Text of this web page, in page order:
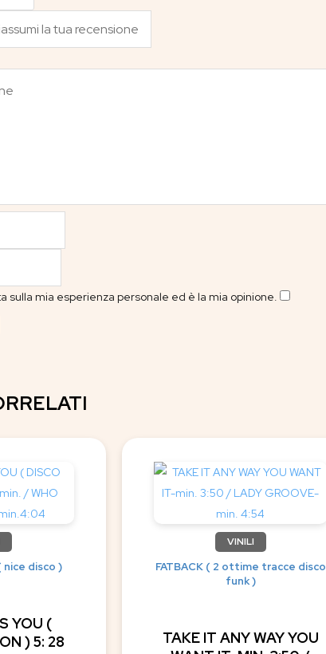
sulla mia esperienza personale ed è la mia opinione.
nice disco )
YOU (
) 5: 28
VINILI
FATBACK ( 2 ottime tracce disco
funk )
TAKE IT ANY WAY YOU